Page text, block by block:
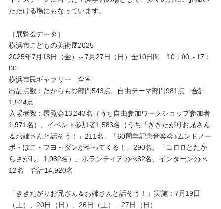
ただける場にもなっています。
［展覧会データ］
横浜市こどもの美術展2025
2025年7月18日（金）～7月27日（日）全10日間 10：00～17：
00
横浜市民ギャラリー 全室
出品点数：たからもの部門543点、自由テーマ部門981点 合計
1,524点
入場者数：展覧会13,243名（うち自由参加ワークショップ参加者
1,971名）、イベント参加者1,583名（うち「ききたがりお兄さん
＆お姉さんと話そう！」211名、「60周年記念音楽会♪ムンドノー
ボ・ぽこ・ブヨ～ダンがやってくる！」290名、「コロロとたか
らさがし」1,082名）、ボランティアのべ82名、インターンのべ
12名 合計14,920名
「ききたがりお兄さん＆お姉さんと話そう！」実施：7月19日
（土）、20日（日）、26日（土）、27日（日）